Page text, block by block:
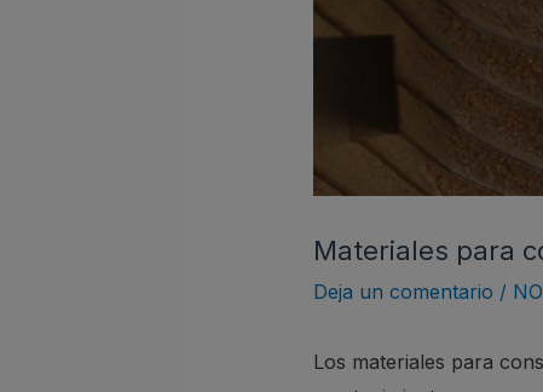
Materiales para
Deja un comentario /
Los materiales para